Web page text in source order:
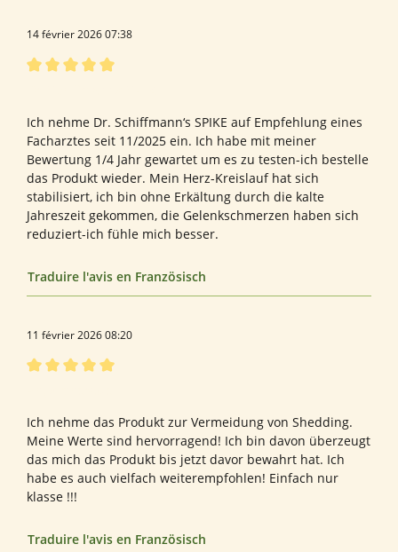
14 février 2026 07:38
Ich nehme Dr. Schiffmann‘s SPIKE auf Empfehlung eines
Facharztes seit 11/2025 ein. Ich habe mit meiner
Bewertung 1/4 Jahr gewartet um es zu testen-ich bestelle
das Produkt wieder. Mein Herz-Kreislauf hat sich
stabilisiert, ich bin ohne Erkältung durch die kalte
Jahreszeit gekommen, die Gelenkschmerzen haben sich
reduziert-ich fühle mich besser.
Traduire l'avis en Französisch
11 février 2026 08:20
Ich nehme das Produkt zur Vermeidung von Shedding.
Meine Werte sind hervorragend! Ich bin davon überzeugt
das mich das Produkt bis jetzt davor bewahrt hat. Ich
habe es auch vielfach weiterempfohlen! Einfach nur
klasse !!!
Traduire l'avis en Französisch